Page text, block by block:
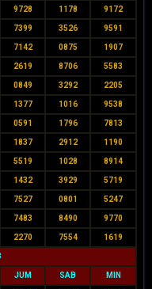
9728 1178 9172
7399 3526 9591
7142 0875 1907
2619 8706 5583
0849 3292 2205
1377 1016 9538
0591 1796 7813
1837 2912 1190
5519 1028 8914
1432 3929 5719
7527 0801 5247
7483 8490 9770
2270 7554 1619
JUM SAB MIN